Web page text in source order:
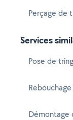
Perçage de
Services
Pose de
Démontage